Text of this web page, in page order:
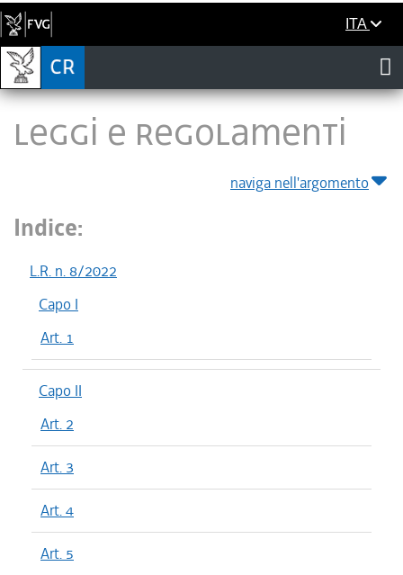
ITA
LEGGI E REGOLAMENTI
naviga nell'argomento
Indice:
L.R. n. 8/2022
Capo I
Art. 1
Capo II
Art. 2
Art. 3
Art. 4
Art. 5